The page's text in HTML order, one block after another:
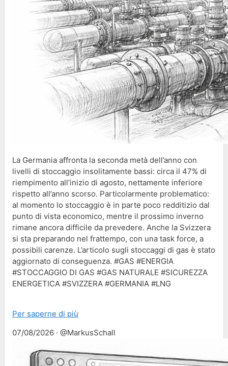
La Germania affronta la seconda metà dell’anno con
livelli di stoccaggio insolitamente bassi: circa il 47% di
riempimento all’inizio di agosto, nettamente inferiore
rispetto all’anno scorso. Particolarmente problematico:
al momento lo stoccaggio è in parte poco redditizio dal
punto di vista economico, mentre il prossimo inverno
rimane ancora difficile da prevedere. Anche la Svizzera
si sta preparando nel frattempo, con una task force, a
possibili carenze. L’articolo sugli stoccaggi di gas è stato
aggiornato di conseguenza. #GAS #ENERGIA
#STOCCAGGIO DI GAS #GAS NATURALE #SICUREZZA
ENERGETICA #SVIZZERA #GERMANIA #LNG
Per saperne di più
07/08/2026 · @MarkusSchall